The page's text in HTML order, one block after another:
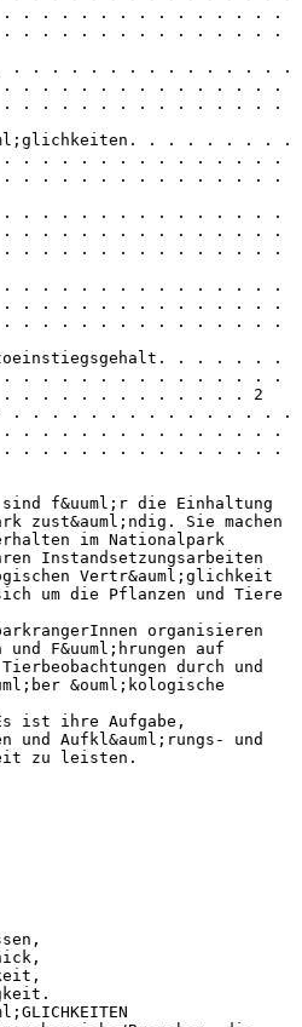
. . . . . . . . . . . . . .
. . . . . . . . . . . . . .
. . . . . . . . . . . . . . . . . .
. . . . . . . . . . . . . .
. . . . . . . . . . . . . .
. . . . . . . .
. . . . . . . . . . . . . .
. . . . . . . . . . . . . .
. . . . . . . . . . . . . . . . .
. . . . . . . . . . . . . .
. . . . . . . . . . . . . .
. . . . . . . . . . . . . . . .
. . . . . . . . . . . . . .
. . . . . . . . . . . . . .
. . . . . .
. . . . . . . . . . . . . .
. . . . . . . . . . . . 2
. . . . . . . . . . . . . . . . .
. . . . . . . . . . . . . .
. . . . . . . . . . . . . .
sind f&uuml;r die Einhaltung
zust&auml;ndig. Sie machen
im Nationalpark
Instandsetzungsarbeiten
Vertr&auml;glichkeit
um die Pflanzen und Tiere
organisieren
und F&uuml;hrungen auf
durch und
&ouml;kologische
ist ihre Aufgabe,
und Aufkl&auml;rungs- und
zu leisten.